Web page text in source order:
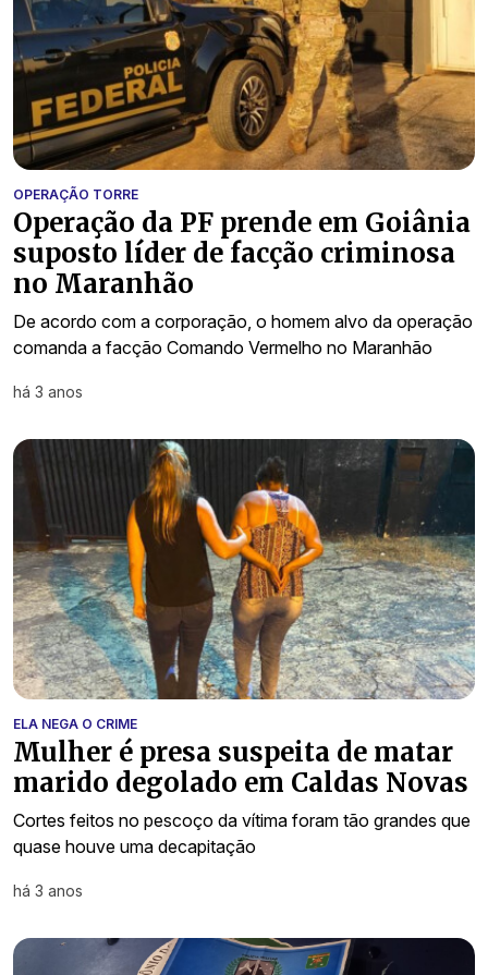
OPERAÇÃO TORRE
Operação da PF prende em Goiânia
suposto líder de facção criminosa
no Maranhão
De acordo com a corporação, o homem alvo da operação
comanda a facção Comando Vermelho no Maranhão
há 3 anos
ELA NEGA O CRIME
Mulher é presa suspeita de matar
marido degolado em Caldas Novas
Cortes feitos no pescoço da vítima foram tão grandes que
quase houve uma decapitação
há 3 anos